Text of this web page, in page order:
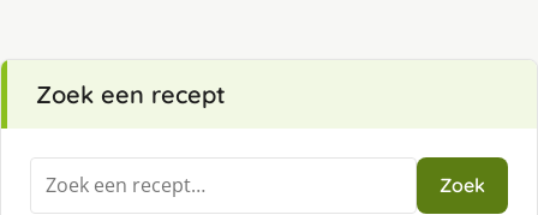
Zoek een recept
Zoeken
naar:
Zoek